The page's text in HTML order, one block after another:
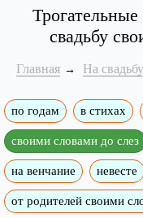
свадьбу
Главная На свадьбу
по годам в стихах
своими словами до слез
на венчание невесте
от родителей своими